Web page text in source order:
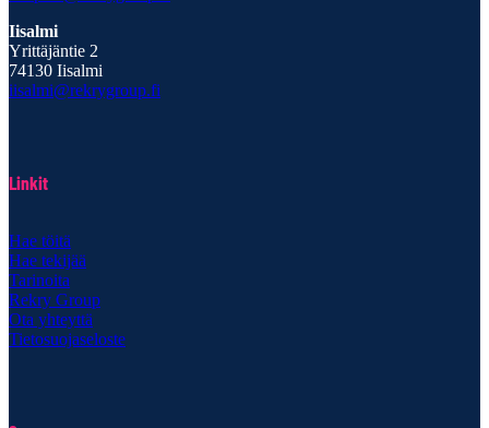
Iisalmi
Yrittäjäntie 2
74130 Iisalmi
iisalmi@rekrygroup.fi
Linkit
Hae töitä
Hae tekijää
Tarinoita
Rekry Group
Ota yhteyttä
Tietosuojaseloste